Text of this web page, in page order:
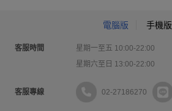
電腦版 手機版
客服時間
星期一至五 10:00-22:00
星期六至日 13:00-22:00
客服專線 02-27186270